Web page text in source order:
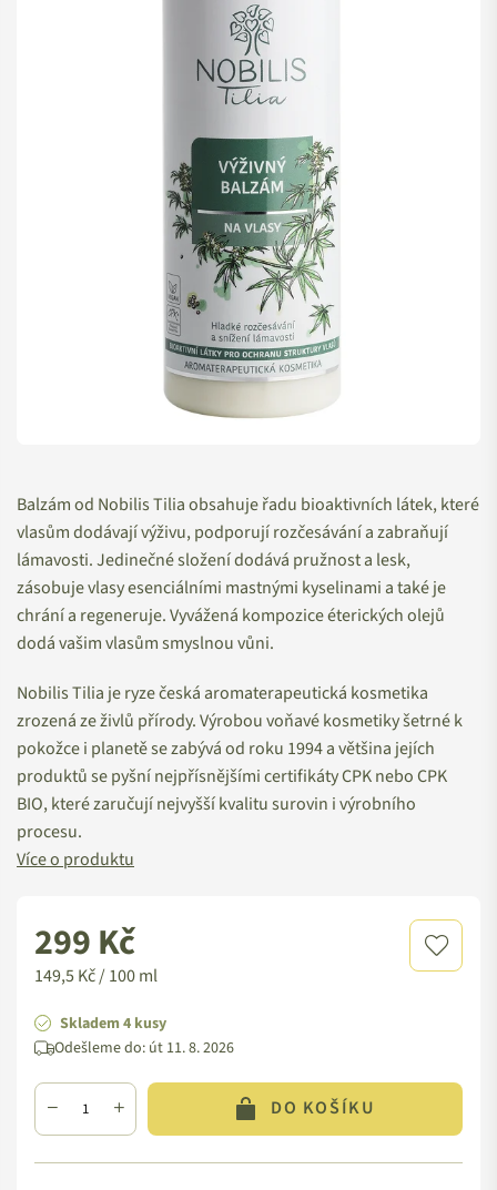
Balzám od Nobilis Tilia obsahuje řadu bioaktivních látek, které
vlasům dodávají výživu, podporují rozčesávání a zabraňují
lámavosti. Jedinečné složení dodává pružnost a lesk,
zásobuje vlasy esenciálními mastnými kyselinami a také je
chrání a regeneruje. Vyvážená kompozice éterických olejů
dodá vašim vlasům smyslnou vůni.
Nobilis Tilia je ryze česká aromaterapeutická kosmetika
zrozená ze živlů přírody. Výrobou voňavé kosmetiky šetrné k
pokožce i planetě se zabývá od roku 1994 a většina jejích
produktů se pyšní nejpřísnějšími certifikáty CPK nebo CPK
BIO, které zaručují nejvyšší kvalitu surovin i výrobního
procesu.
Více o produktu
Standardní
cena
299 Kč
149,5 Kč / 100 ml
Skladem 4 kusy
Odešleme do: út 11. 8. 2026
DO KOŠÍKU